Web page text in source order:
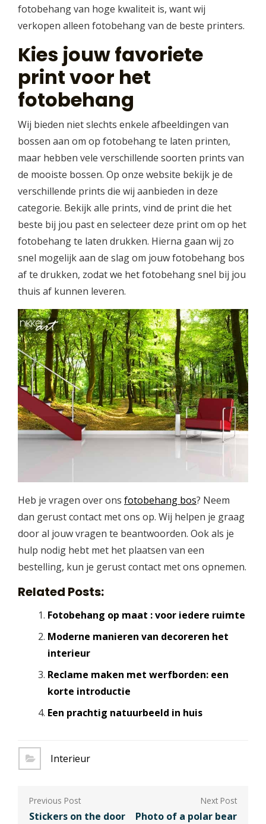
fotobehang van hoge kwaliteit is, want wij
verkopen alleen fotobehang van de beste printers.
Kies jouw favoriete
print voor het
fotobehang
Wij bieden niet slechts enkele afbeeldingen van
bossen aan om op fotobehang te laten printen,
maar hebben vele verschillende soorten prints van
de mooiste bossen. Op onze website bekijk je de
verschillende prints die wij aanbieden in deze
categorie. Bekijk alle prints, vind de print die het
beste bij jou past en selecteer deze print om op het
fotobehang te laten drukken. Hierna gaan wij zo
snel mogelijk aan de slag om jouw fotobehang bos
af te drukken, zodat we het fotobehang snel bij jou
thuis af kunnen leveren.
Heb je vragen over ons fotobehang bos? Neem
dan gerust contact met ons op. Wij helpen je graag
door al jouw vragen te beantwoorden. Ook als je
hulp nodig hebt met het plaatsen van een
bestelling, kun je gerust contact met ons opnemen.
Related Posts:
Fotobehang op maat : voor iedere ruimte
Moderne manieren van decoreren het
interieur
Reclame maken met werfborden: een
korte introductie
Een prachtig natuurbeeld in huis
Interieur
Berichtnavigatie
Stickers on the door
Photo of a polar bear